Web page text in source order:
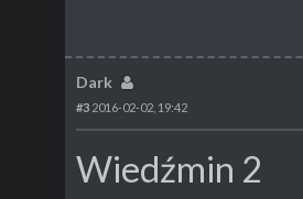
Dark
#3 2016-02-02, 19:42
Wiedźmin 2